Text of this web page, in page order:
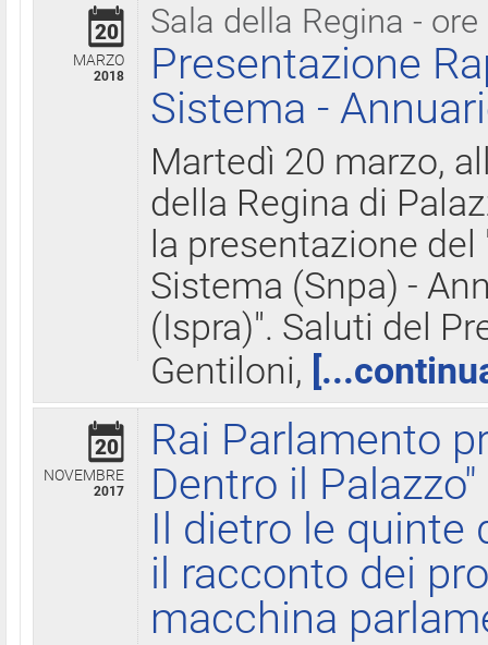
Sala della Regina - ore
20
MARZO
2018
Presentazione
Sistema -
Martedì 20 marzo,
della Regina di
la presentazione
Sistema (Snpa) -
(Ispra)". Saluti del
Gentiloni,
20
NOVEMBRE
2017
Rai Parlamento
Dentro il Palazzo"
Il dietro le quinte
il racconto dei
macchina